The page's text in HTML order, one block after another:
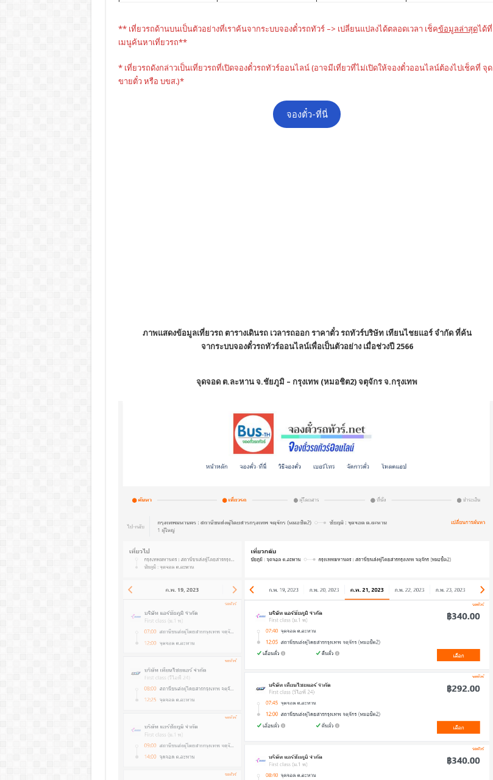
** เที่ยวรถด้านบนเป็นตัวอย่างที่เราค้นจากระบบจองตั๋วรถทัวร์ –> เปลี่ยนแปลงได้ตลอดเวลา เช็คข้อมูลล่าสุดได้ที่
เมนูค้นหาเที่ยวรถ**
* เที่ยวรถดังกล่าวเป็นเที่ยวรถที่เปิดจองตั๋วรถทัวร์ออนไลน์ (อาจมีเที่ยวที่ไม่เปิดให้จองตั๋วออนไลน์ต้องไปเช็คที่ จุด
ขายตั๋ว หรือ บขส.)*
จองตั๋ว-ที่นี่
ภาพแสดงข้อมูลเที่ยวรถ ตารางเดินรถ เวลารถออก ราคาตั๋ว รถทัวร์บริษัท เทียนไชยแอร์ จำกัด ที่ค้น
จากระบบจองตั๋วรถทัวร์ออนไลน์เพื่อเป็นตัวอย่าง เมื่อช่วงปี 2566
จุดจอด ต.ละหาน จ.ชัยภูมิ – กรุงเทพ (หมอชิต2) จตุจักร จ.กรุงเทพ